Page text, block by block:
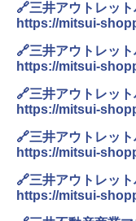
🔗三井アウトレッ
https://mitsui-
🔗三井アウトレッ
https://mitsui-
🔗三井アウトレッ
https://mitsui-
🔗三井アウトレッ
https://mitsui-
🔗三井アウトレット
https://mitsui-